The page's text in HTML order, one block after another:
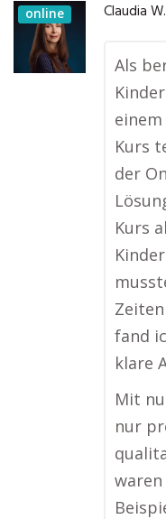
online Claudia W.
Als
Kurs
der
Kurs
fand
klare
Mit
nur